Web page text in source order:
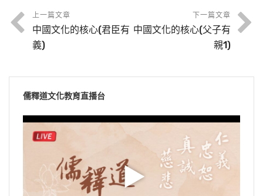
上一篇文章
中國文化的核心(君臣有
義)
下一篇文章
中國文化的核心(父子有
親1)
儒釋道文化教育直播台